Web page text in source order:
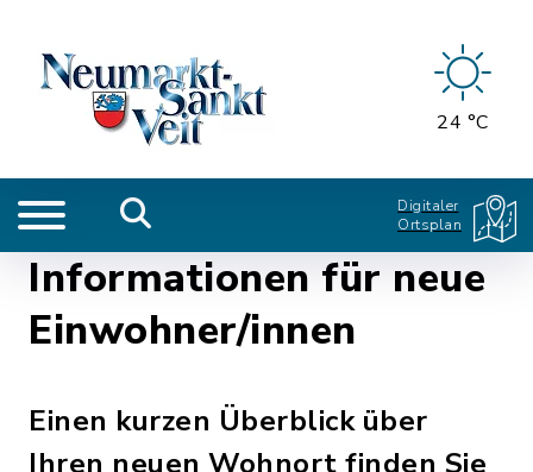
24 °C
Digitaler
Ortsplan
Informationen für neue
Einwohner/innen
Einen kurzen Überblick über
Ihren neuen Wohnort finden Sie